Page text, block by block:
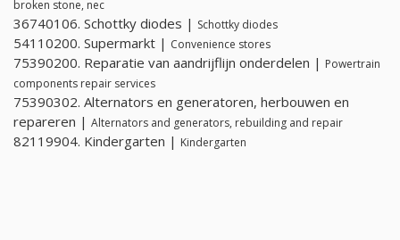
broken stone, nec
36740106. Schottky diodes | Schottky diodes
54110200. Supermarkt | Convenience stores
75390200. Reparatie van aandrijflijn onderdelen | Powertrain
components repair services
75390302. Alternators en generatoren, herbouwen en
repareren | Alternators and generators, rebuilding and repair
82119904. Kindergarten | Kindergarten